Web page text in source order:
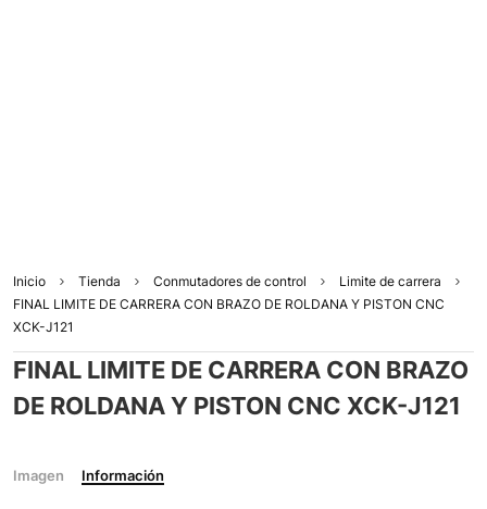
Inicio Tienda Conmutadores de control
Limite de carrera
FINAL LIMITE DE CARRERA CON BRAZO DE ROLDANA Y PISTON CNC
XCK-J121
FINAL LIMITE DE CARRERA CON BRAZO
DE ROLDANA Y PISTON CNC XCK-J121
Imagen Información